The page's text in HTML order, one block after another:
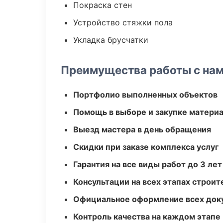
Покраска стен
Устройство стяжки пола
Укладка брусчатки
Преимущества работы с
Портфолио выполненных объектов
Помощь в выборе и закупке
Выезд мастера в день обращения
Скидки при заказе комплекса услуг
Гарантия на все виды работ до 3 лет
Консультации на всех этапах
Официальное оформление всех
Контроль качества на каждом этапе